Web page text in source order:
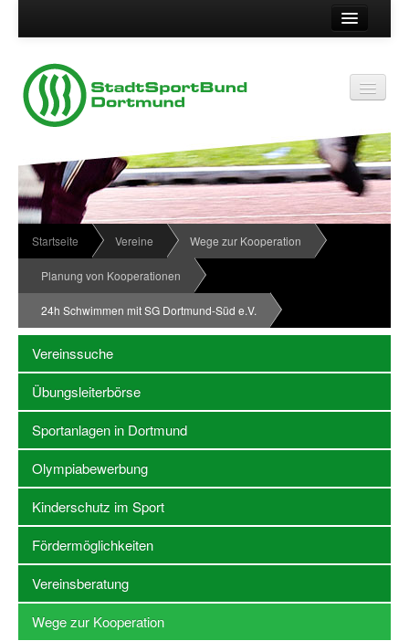
Suche
Vereinsservice
Vereinskennziffer
Passwort
Kontakt
Impressum
Datenschutz
Wir über uns
Organisationsstruktur
News
Termine
Sportabzeichen
Downloadbereich
Newsletter Anmeldung
Stellenangebote SSB Dortmund
Vereine
Vereinssuche
Übungsleiterbörse
Sportanlagen in Dortmund
Olympiabewerbung
Startseite Vereine Wege zur Kooperation
Planung von Kooperationen
24h Schwimmen mit SG Dortmund-Süd e.V.
Vereinssuche
Übungsleiterbörse
Sportanlagen in Dortmund
Olympiabewerbung
Kinderschutz im Sport
Fördermöglichkeiten
Vereinsberatung
Wege zur Kooperation